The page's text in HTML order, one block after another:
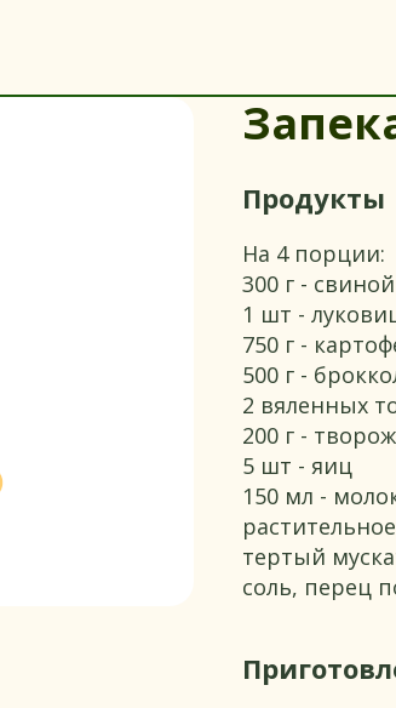
Продукты
На 4 порции:
300 г -
1 шт -
750 г -
500 г -
2 вяленных
200 г -
5 шт - яиц
150 мл -
тертый
соль, перец